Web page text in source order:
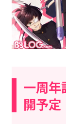
一周年
開予定